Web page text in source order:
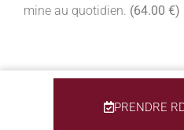
mine au quotidien. (64.00 €)
PRENDRE